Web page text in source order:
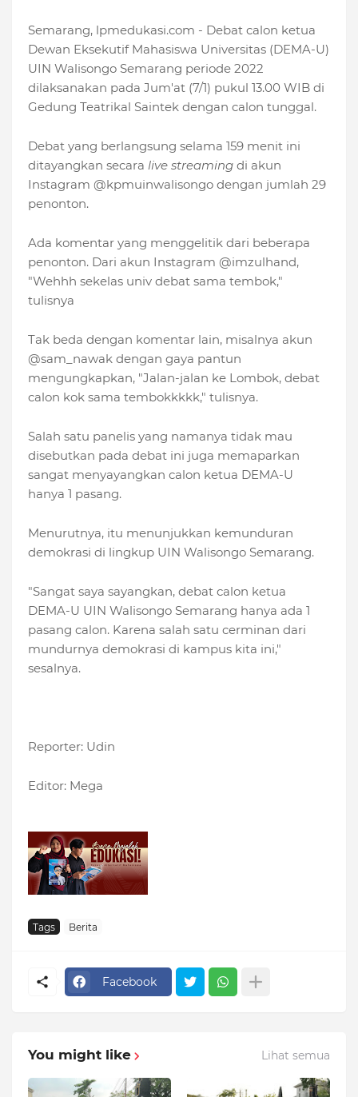
Semarang, lpmedukasi.com - Debat calon ketua
Dewan Eksekutif Mahasiswa Universitas (DEMA-U)
UIN Walisongo Semarang periode 2022
dilaksanakan pada Jum'at (7/1) pukul 13.00 WIB di
Gedung Teatrikal Saintek dengan calon tunggal.
Debat yang berlangsung selama 159 menit ini
ditayangkan secara live streaming di akun
Instagram @kpmuinwalisongo dengan jumlah 29
penonton.
Ada komentar yang menggelitik dari beberapa
penonton. Dari akun Instagram @imzulhand,
"Wehhh sekelas univ debat sama tembok,"
tulisnya
Tak beda dengan komentar lain, misalnya akun
@sam_nawak dengan gaya pantun
mengungkapkan, "Jalan-jalan ke Lombok, debat
calon kok sama tembokkkkk," tulisnya.
Salah satu panelis yang namanya tidak mau
disebutkan pada debat ini juga memaparkan
sangat menyayangkan calon ketua DEMA-U
hanya 1 pasang.
Menurutnya, itu menunjukkan kemunduran
demokrasi di lingkup UIN Walisongo Semarang.
"Sangat saya sayangkan, debat calon ketua
DEMA-U UIN Walisongo Semarang hanya ada 1
pasang calon. Karena salah satu cerminan dari
mundurnya demokrasi di kampus kita ini,"
sesalnya.
Reporter: Udin
Editor: Mega
Tags Berita
Facebook
You might like Lihat semua